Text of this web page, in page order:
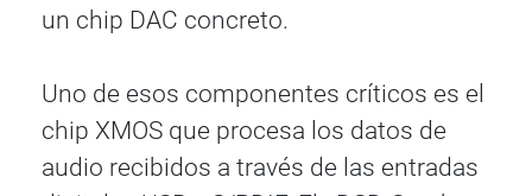
un chip DAC concreto.
Uno de esos componentes críticos es el
chip XMOS que procesa los datos de
audio recibidos a través de las entradas